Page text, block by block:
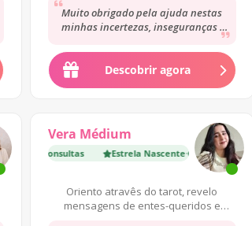
Muito obrigado pela ajuda nestas
minhas incertezas, inseguranças ,
reconfortante...
Descobrir agora
Vera Médium
· 600 Consultas Estrela Nascente·600 Consultas
Oriento atravês do tarot, revelo
mensagens de entes-queridos e
Estrela Nascente·